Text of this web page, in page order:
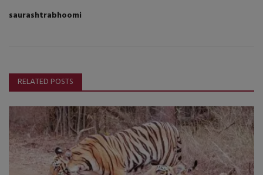
saurashtrabhoomi
RELATED POSTS